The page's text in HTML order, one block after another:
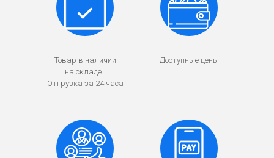
Товар в наличии
на складе.
Отгрузка за 24 часа
Доступные цены